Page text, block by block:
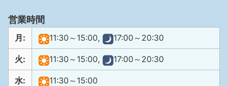
営業時間
月: 11:30～15:00, 17:00～20:30
火: 11:30～15:00, 17:00～20:30
水: 11:30～15:00